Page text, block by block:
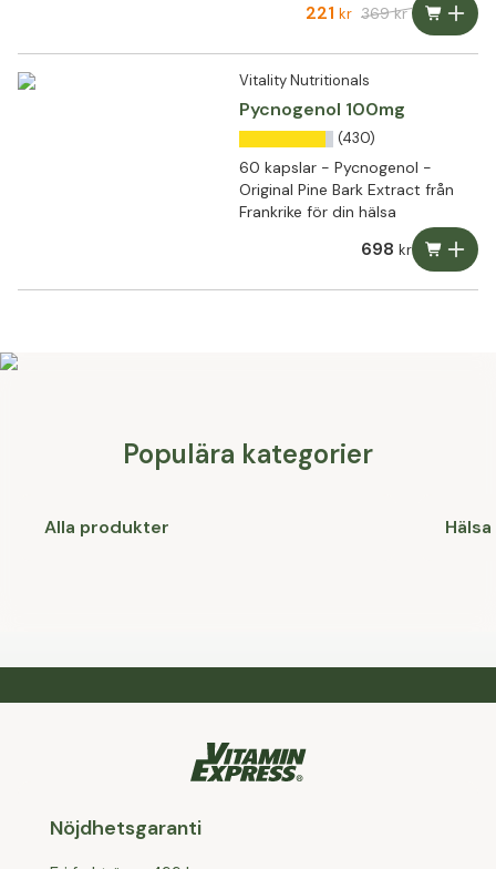
221 kr 369kr
Vitality Nutritionals
Pycnogenol 100mg
(430)
60 kapslar - Pycnogenol -
Original Pine Bark Extract från
Frankrike för din hälsa
698 kr
Populära kategorier
Alla produkter Hälsa
Nöjdhetsgaranti